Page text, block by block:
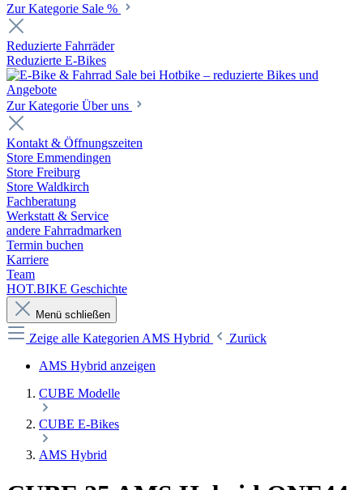
Zur Kategorie Sale %
Reduzierte Fahrräder
Reduzierte E-Bikes
Zur Kategorie Über uns
Kontakt & Öffnungszeiten
Store Emmendingen
Store Freiburg
Store Waldkirch
Fachberatung
Werkstatt & Service
andere Fahrradmarken
Termin buchen
Karriere
Team
HOT.BIKE Geschichte
Menü schließen
Zeige alle Kategorien AMS Hybrid
Zurück
AMS Hybrid anzeigen
CUBE Modelle
CUBE E-Bikes
AMS Hybrid